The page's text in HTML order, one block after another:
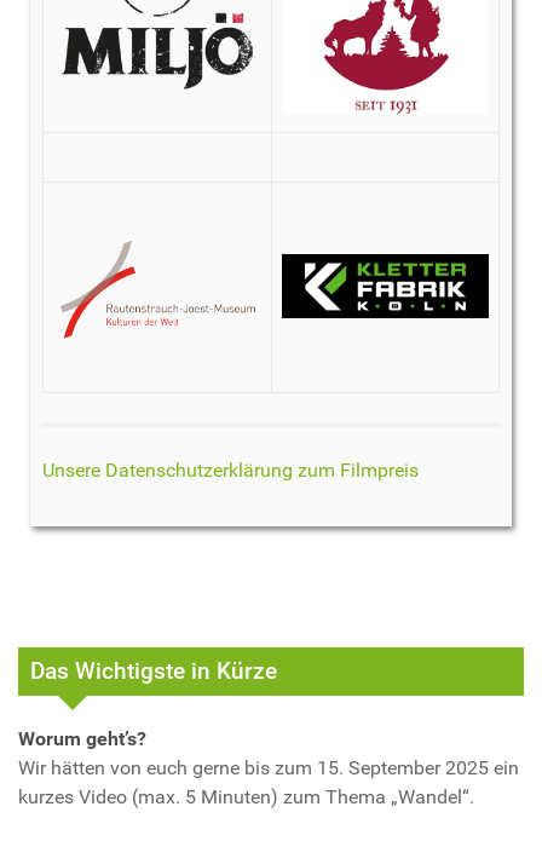
Unsere Datenschutzerklärung zum Filmpreis
Das Wichtigste in Kürze
Worum geht’s?
Wir hätten von euch gerne bis zum 15. September 2025 ein
kurzes Video (max. 5 Minuten) zum Thema „Wandel“.